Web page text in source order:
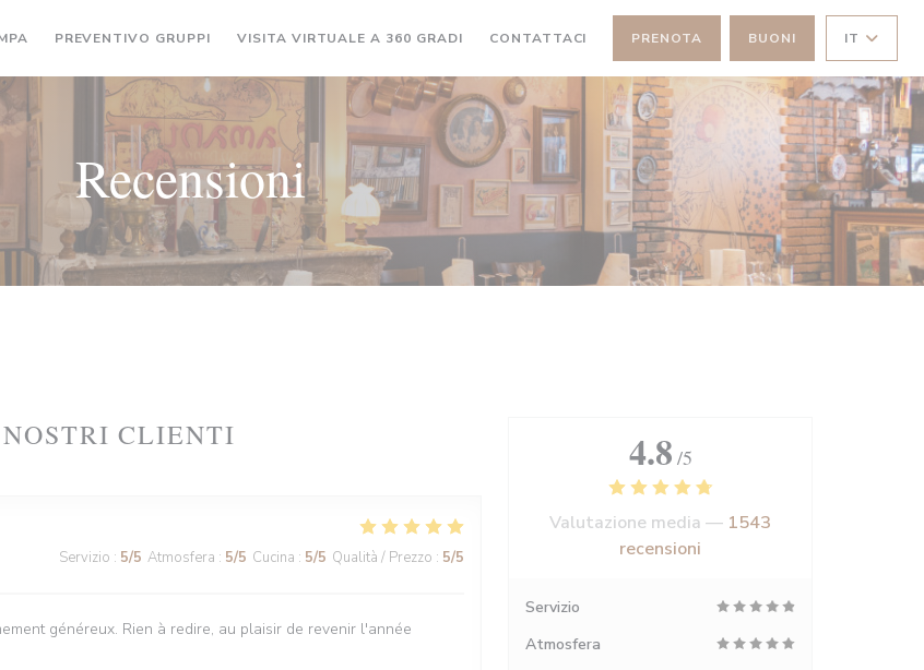
PREVENTIVO GRUPPI((APRE UNA NUOVA FINESTRA))
VISITA VIRTUALE A 360 GRADI((APRE UNA NUOVA FINESTRA))
CONTATTACI PRENOTA BUONI IT
Recensioni
CLIENTI
Servizio : 5/5 Atmosfera : 5/5 Cucina : 5/5 Qualità / Prezzo : 5/5
généreux. Rien à redire, au plaisir de revenir l'année
4.8 /5
Valutazione media — 1543
recensioni
Servizio
Atmosfera